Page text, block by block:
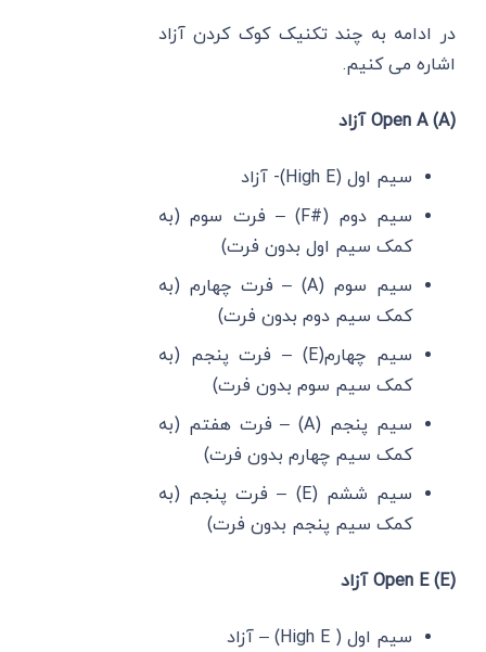
در ادامه به چند تکنیک کوک کردن آزاد
اشاره می کنیم.
(Open A (A آزاد
سیم اول (High E)- آزاد
سیم دوم (#F) – فرت سوم (به
کمک سیم اول بدون فرت)
سیم سوم (A) – فرت چهارم (به
کمک سیم دوم بدون فرت)
سیم چهارم(E) – فرت پنجم (به
کمک سیم سوم بدون فرت)
سیم پنجم (A) – فرت هفتم (به
کمک سیم چهارم بدون فرت)
سیم ششم (E) – فرت پنجم (به
کمک سیم پنجم بدون فرت)
(Open E (E آزاد
سیم اول ( High E) – آزاد